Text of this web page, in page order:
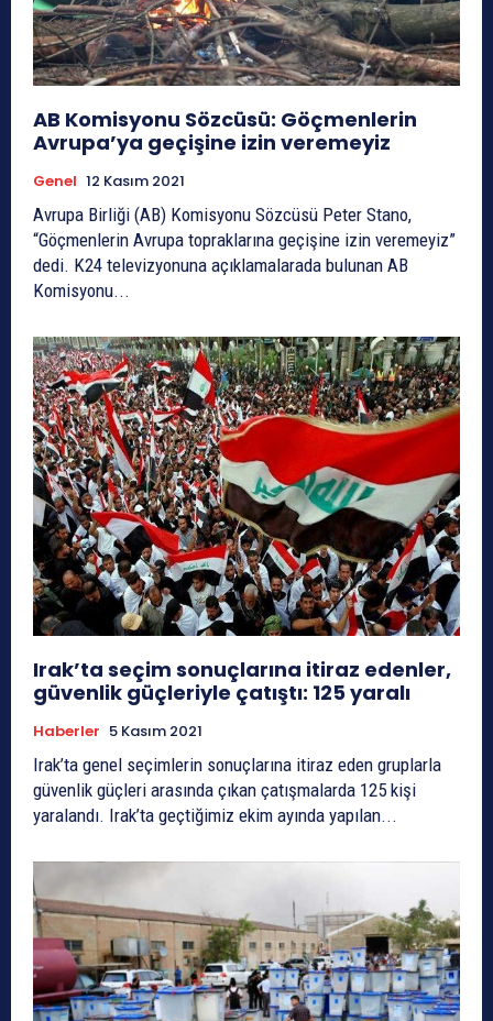
AB Komisyonu Sözcüsü: Göçmenlerin
Avrupa’ya geçişine izin veremeyiz
Genel 12 Kasım 2021
Avrupa Birliği (AB) Komisyonu Sözcüsü Peter Stano,
“Göçmenlerin Avrupa topraklarına geçişine izin veremeyiz”
dedi. K24 televizyonuna açıklamalarada bulunan AB
Komisyonu...
Irak’ta seçim sonuçlarına itiraz edenler,
güvenlik güçleriyle çatıştı: 125 yaralı
Haberler 5 Kasım 2021
Irak’ta genel seçimlerin sonuçlarına itiraz eden gruplarla
güvenlik güçleri arasında çıkan çatışmalarda 125 kişi
yaralandı. Irak’ta geçtiğimiz ekim ayında yapılan...